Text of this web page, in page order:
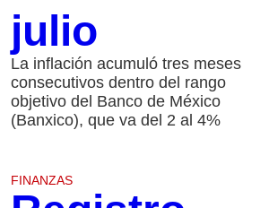
julio
La inflación acumuló tres meses
consecutivos dentro del rango
objetivo del Banco de México
(Banxico), que va del 2 al 4%
FINANZAS